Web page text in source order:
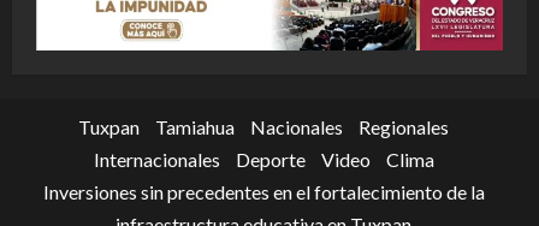
Tuxpan Tamiahua Nacionales
Regionales
Internacionales
Deporte Video
Clima
Inversiones sin precedentes en el fortalecimiento de la